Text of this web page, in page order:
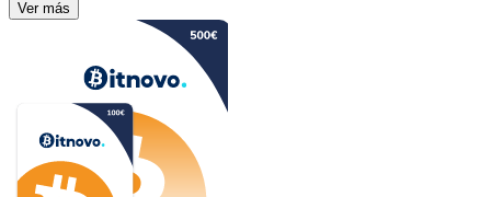
Ver más